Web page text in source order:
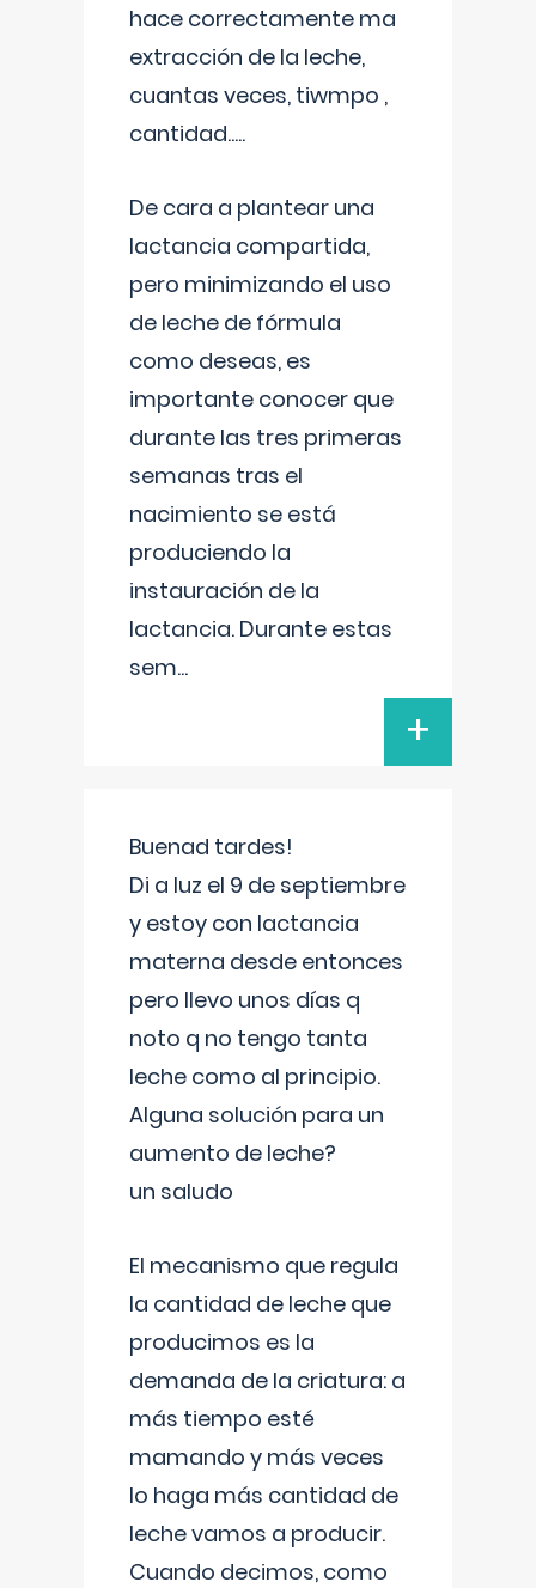
hace correctamente ma
extracción de la leche,
cuantas veces, tiwmpo ,
cantidad.....
De cara a plantear una
lactancia compartida,
pero minimizando el uso
de leche de fórmula
como deseas, es
importante conocer que
durante las tres primeras
semanas tras el
nacimiento se está
produciendo la
instauración de la
lactancia. Durante estas
sem...
+
Buenad tardes!
Di a luz el 9 de septiembre
y estoy con lactancia
materna desde entonces
pero llevo unos días q
noto q no tengo tanta
leche como al principio.
Alguna solución para un
aumento de leche?
un saludo
El mecanismo que regula
la cantidad de leche que
producimos es la
demanda de la criatura: a
más tiempo esté
mamando y más veces
lo haga más cantidad de
leche vamos a producir.
Cuando decimos, como